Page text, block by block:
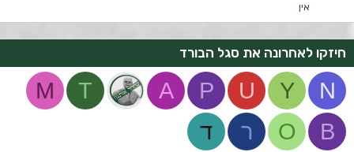
אין
חיזקו לאחרונה את סגל הבורד
N
Y
U
P
A
T
M
B
O ר ד